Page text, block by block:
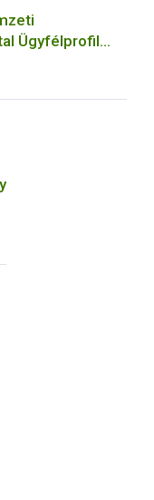
Ügyfélprofil
kapcsolódó